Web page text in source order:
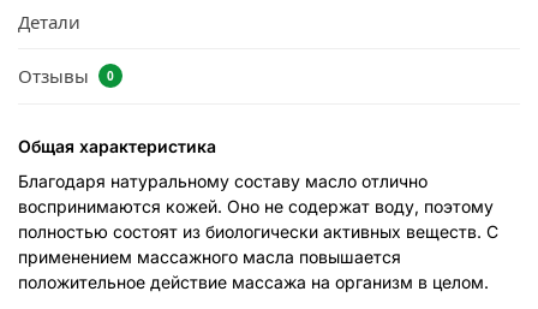
Детали
Отзывы 0
Общая характеристика
Благодаря натуральному составу масло отлично
воспринимаются кожей. Оно не содержат воду, поэтому
полностью состоят из биологически активных веществ. С
применением массажного масла повышается
положительное действие массажа на организм в целом.